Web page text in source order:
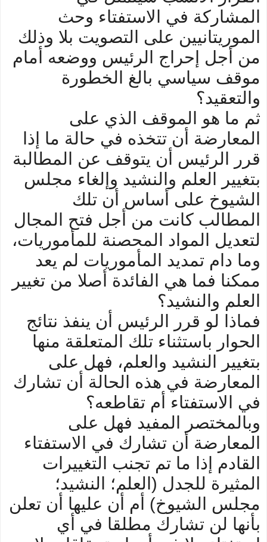
المشاركة في الاستفتاء وحث
الموريتانيين على التصويت بلا وذلك
من أجل إحراج الرئيس ووضعه أمام
موقف سياسي بالغ الخطورة
والتعقيد؟
ثم ما هو الموقف الذي على
المعارضة أن تتخذه في حالة ما إذا
قرر الرئيس أن يتوقف عن المطالبة
بتغيير العلم والنشيد وإلغاء مجلس
الشيوخ على أساس أن تلك
المطالب كانت من أجل فتح المجال
لتعديل المواد المحصنة للمأموريات،
وما دام تمديد المأموريات لم يعد
ممكنا فما هي الفائدة أصلا من تغيير
العلم والنشيد؟
فماذا لو قرر الرئيس أن ينفذ نتائج
الحوار باستثناء تلك المتعلقة منها
بتغيير النشيد والعلم، فهل على
المعارضة في هذه الحالة أن تشارك
في الاستفتاء أم تقاطعه؟
وبالمختصر المفيد فهل على
المعارضة أن تشارك في الاستفتاء
القادم إذا ما تم تجنب التغييرات
المثيرة للجدل (العلم؛ النشيد؛
مجلس الشيوخ) أم أن عليها أن تعلن
بأنها لن تشارك مطلقا في أي